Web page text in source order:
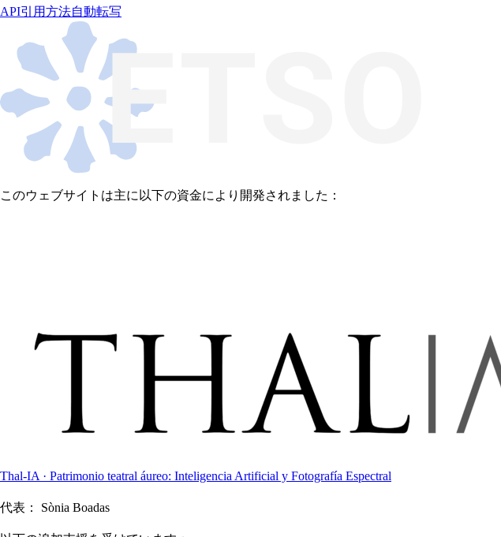
API引用方法自動転写
このウェブサイトは主に以下の資金により開発されました：
Thal-IA · Patrimonio teatral áureo: Inteligencia Artificial y Fotografía Espectral
代表： Sònia Boadas